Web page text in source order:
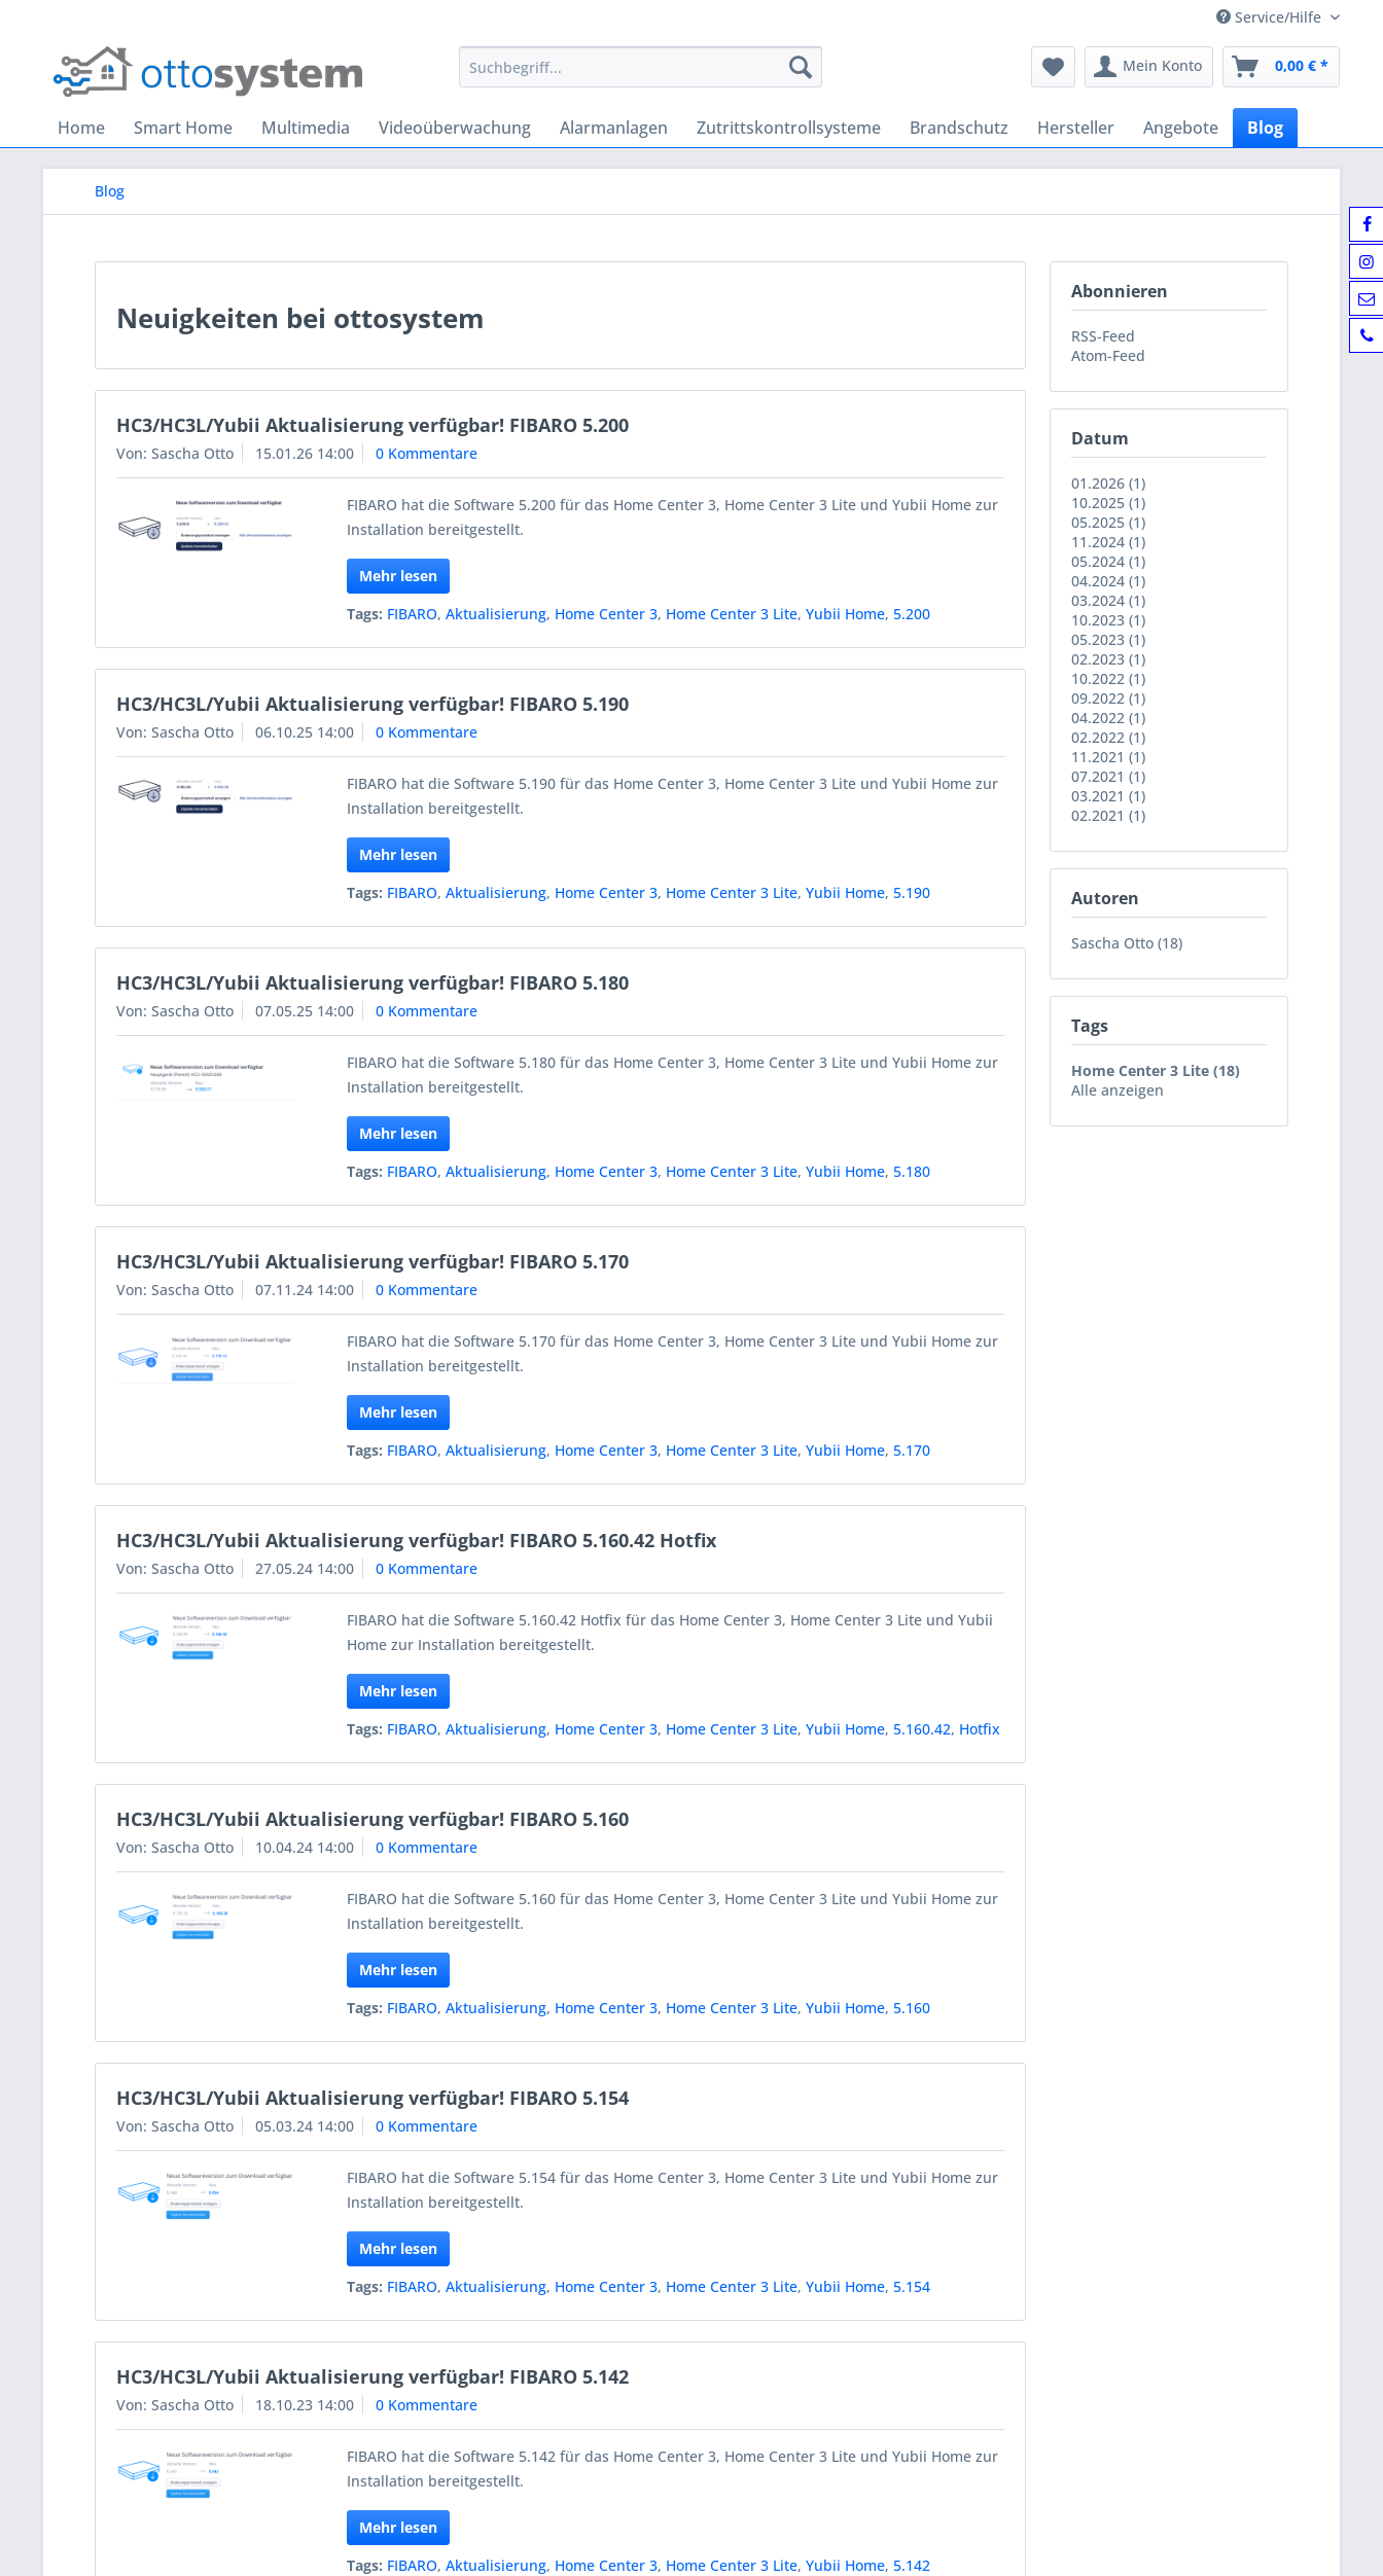
Service/Hilfe
Mein Konto 0,00 € *
Home Smart Home Multimedia Videoüberwachung Alarmanlagen Zutrittskontrollsysteme Brandschutz Hersteller Angebote Blog
Blog
Abonnieren
RSS-Feed
Atom-Feed
Datum
01.2026 (1)
10.2025 (1)
05.2025 (1)
11.2024 (1)
05.2024 (1)
04.2024 (1)
03.2024 (1)
10.2023 (1)
05.2023 (1)
02.2023 (1)
10.2022 (1)
09.2022 (1)
04.2022 (1)
02.2022 (1)
11.2021 (1)
07.2021 (1)
03.2021 (1)
02.2021 (1)
Autoren
Sascha Otto (18)
Tags
Home Center 3 Lite (18)
Alle anzeigen
Neuigkeiten bei ottosystem
HC3/HC3L/Yubii Aktualisierung verfügbar! FIBARO 5.200
Von: Sascha Otto 15.01.26 14:00 0 Kommentare
FIBARO hat die Software 5.200 für das Home Center 3, Home Center 3 Lite und Yubii Home zur
Installation bereitgestellt.
Mehr lesen
Tags: FIBARO,Aktualisierung, Home Center 3, Home Center 3 Lite,Yubii Home,5.200
HC3/HC3L/Yubii Aktualisierung verfügbar! FIBARO 5.190
Von: Sascha Otto 06.10.25 14:00 0 Kommentare
FIBARO hat die Software 5.190 für das Home Center 3, Home Center 3 Lite und Yubii Home zur
Installation bereitgestellt.
Mehr lesen
Tags: FIBARO,Aktualisierung, Home Center 3, Home Center 3 Lite,Yubii Home,5.190
HC3/HC3L/Yubii Aktualisierung verfügbar! FIBARO 5.180
Von: Sascha Otto 07.05.25 14:00 0 Kommentare
FIBARO hat die Software 5.180 für das Home Center 3, Home Center 3 Lite und Yubii Home zur
Installation bereitgestellt.
Mehr lesen
Tags: FIBARO,Aktualisierung, Home Center 3, Home Center 3 Lite,Yubii Home,5.180
HC3/HC3L/Yubii Aktualisierung verfügbar! FIBARO 5.170
Von: Sascha Otto 07.11.24 14:00 0 Kommentare
FIBARO hat die Software 5.170 für das Home Center 3, Home Center 3 Lite und Yubii Home zur
Installation bereitgestellt.
Mehr lesen
Tags: FIBARO,Aktualisierung, Home Center 3, Home Center 3 Lite,Yubii Home,5.170
HC3/HC3L/Yubii Aktualisierung verfügbar! FIBARO 5.160.42 Hotfix
Von: Sascha Otto 27.05.24 14:00 0 Kommentare
FIBARO hat die Software 5.160.42 Hotfix für das Home Center 3, Home Center 3 Lite und Yubii
Home zur Installation bereitgestellt.
Mehr lesen
Tags: FIBARO,Aktualisierung, Home Center 3, Home Center 3 Lite,Yubii Home,5.160.42, Hotfix
HC3/HC3L/Yubii Aktualisierung verfügbar! FIBARO 5.160
Von: Sascha Otto 10.04.24 14:00 0 Kommentare
FIBARO hat die Software 5.160 für das Home Center 3, Home Center 3 Lite und Yubii Home zur
Installation bereitgestellt.
Mehr lesen
Tags: FIBARO,Aktualisierung, Home Center 3, Home Center 3 Lite,Yubii Home,5.160
HC3/HC3L/Yubii Aktualisierung verfügbar! FIBARO 5.154
Von: Sascha Otto 05.03.24 14:00 0 Kommentare
FIBARO hat die Software 5.154 für das Home Center 3, Home Center 3 Lite und Yubii Home zur
Installation bereitgestellt.
Mehr lesen
Tags: FIBARO,Aktualisierung, Home Center 3, Home Center 3 Lite,Yubii Home,5.154
HC3/HC3L/Yubii Aktualisierung verfügbar! FIBARO 5.142
Von: Sascha Otto 18.10.23 14:00 0 Kommentare
FIBARO hat die Software 5.142 für das Home Center 3, Home Center 3 Lite und Yubii Home zur
Installation bereitgestellt.
Mehr lesen
Tags: FIBARO,Aktualisierung, Home Center 3, Home Center 3 Lite,Yubii Home,5.142